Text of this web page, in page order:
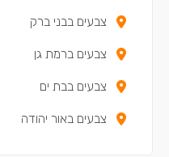
צבעים בבני ברק
צבעים ברמת גן
צבעים בבת ים
צבעים באור יהודה